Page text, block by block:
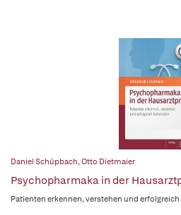
Daniel Schüpbach,Otto Dietmaier
Psychopharmaka in der
Patienten erkennen, verstehen und